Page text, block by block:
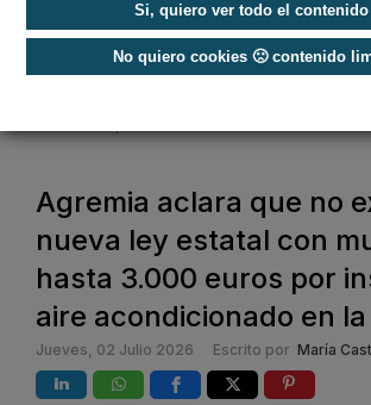
Si, quiero ver todo el contenido
No quiero cookies 🙁 contenido
Aire Acondicionado
/
Agremia aclara que no
nueva ley estatal con
hasta 3.000 euros por
aire acondicionado en
Jueves, 02 Julio 2026 Escrito por María